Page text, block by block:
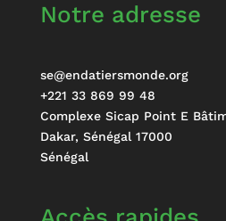
Notre adresse
se@endatiersmonde.org
+221 33 869 99 48
Complexe Sicap Point E
Dakar, Sénégal 17000
Sénégal